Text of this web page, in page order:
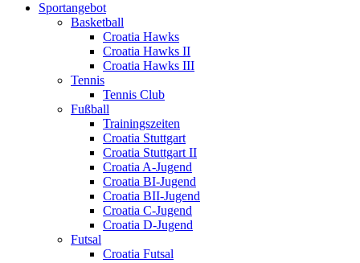
Sportangebot
Basketball
Croatia Hawks
Croatia Hawks II
Croatia Hawks III
Tennis
Tennis Club
Fußball
Trainingszeiten
Croatia Stuttgart
Croatia Stuttgart II
Croatia A-Jugend
Croatia BI-Jugend
Croatia BII-Jugend
Croatia C-Jugend
Croatia D-Jugend
Futsal
Croatia Futsal